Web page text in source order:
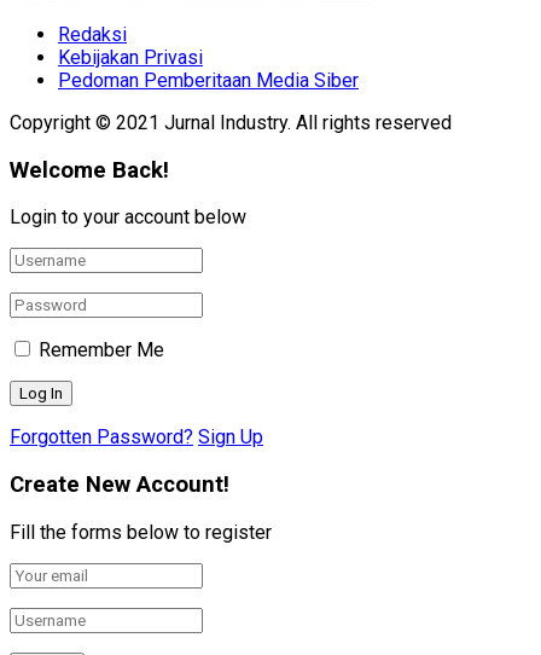
Redaksi
Kebijakan Privasi
Pedoman Pemberitaan Media Siber
Copyright © 2021 Jurnal Industry. All rights reserved
Welcome Back!
Login to your account below
Remember Me
Forgotten Password? Sign Up
Create New Account!
Fill the forms below to register